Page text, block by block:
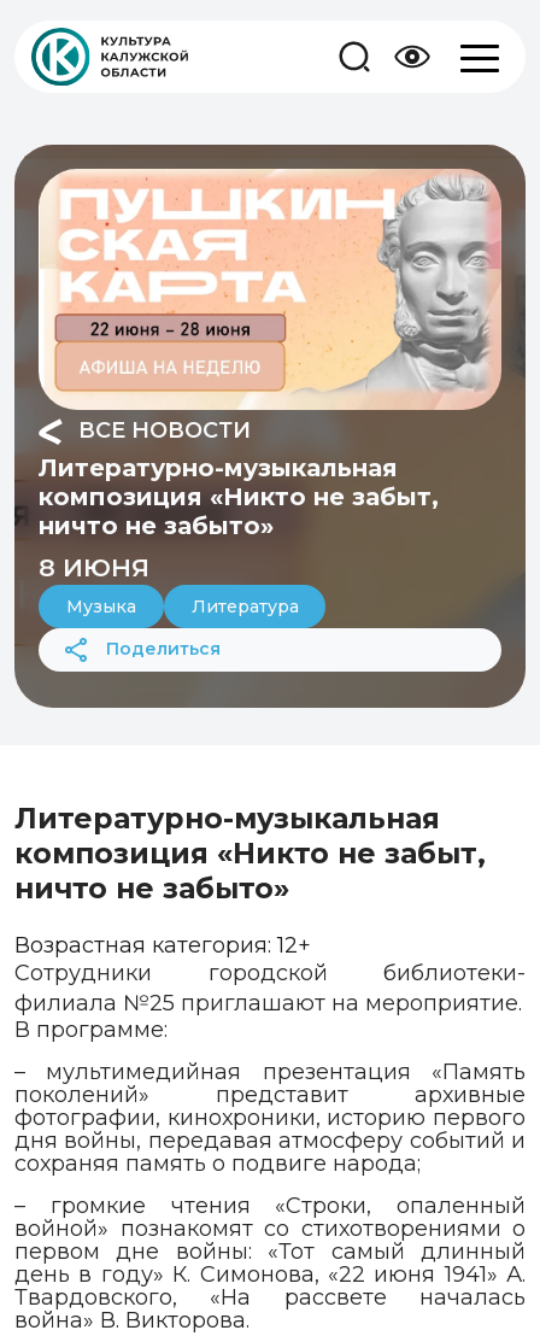
ВСЕ НОВОСТИ
Литературно-музыкальная
композиция «Никто не забыт,
ничто не забыто»
8 ИЮНЯ
Музыка
Литература
Поделиться
Литературно-музыкальная
композиция «Никто не забыт,
ничто не забыто»
Возрастная категория: 12+
Сотрудники городской библиотеки-
филиала №25 приглашают на мероприятие.
В программе:
– мультимедийная презентация «Память
поколений» представит архивные
фотографии, кинохроники, историю первого
дня войны, передавая атмосферу событий и
сохраняя память о подвиге народа;
– громкие чтения «Строки, опаленный
войной» познакомят со стихотворениями о
первом дне войны: «Тот самый длинный
день в году» К. Симонова, «22 июня 1941» А.
Твардовского, «На рассвете началась
война» В. Викторова.